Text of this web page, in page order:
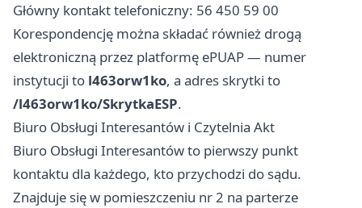
Główny kontakt telefoniczny: 56 450 59 00
Korespondencję można składać również drogą
elektroniczną przez platformę ePUAP — numer
instytucji to l463orw1ko, a adres skrytki to
/l463orw1ko/SkrytkaESP.
Biuro Obsługi Interesantów i Czytelnia Akt
Biuro Obsługi Interesantów to pierwszy punkt
kontaktu dla każdego, kto przychodzi do sądu.
Znajduje się w pomieszczeniu nr 2 na parterze